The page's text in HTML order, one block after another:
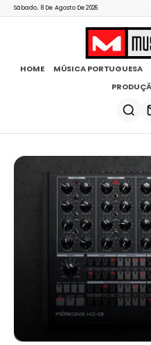
Sábado, 8 De Agosto De 2026
HOME MÚSICA PORTUGUESA